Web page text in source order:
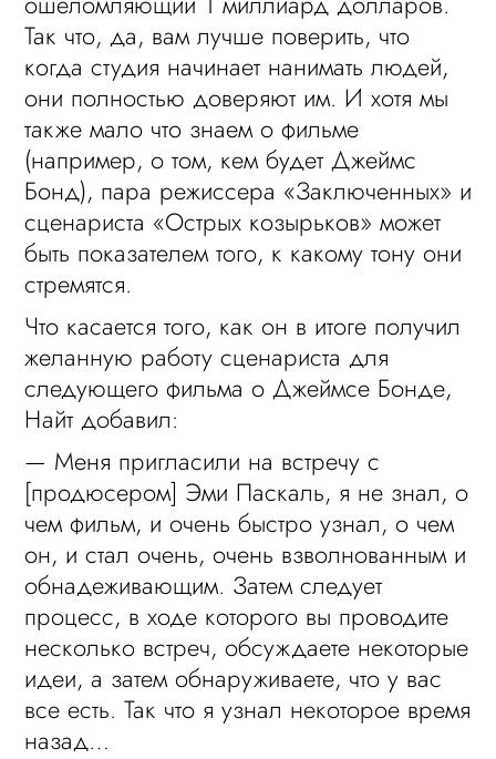
Так что, да, вам лучше поверить, что
когда студия начинает нанимать людей,
они полностью доверяют им. И хотя мы
также мало что знаем о фильме
(например, о том, кем будет Джеймс
Бонд), пара режиссера «Заключенных» и
сценариста «Острых козырьков» может
быть показателем того, к какому тону они
стремятся.
Что касается того, как он в итоге получил
желанную работу сценариста для
следующего фильма о Джеймсе Бонде,
Найт добавил:
— Меня пригласили на встречу с
[продюсером] Эми Паскаль, я не знал, о
чем фильм, и очень быстро узнал, о чем
он, и стал очень, очень взволнованным и
обнадеживающим. Затем следует
процесс, в ходе которого вы проводите
несколько встреч, обсуждаете некоторые
идеи, а затем обнаруживаете, что у вас
все есть. Так что я узнал некоторое время
назад…